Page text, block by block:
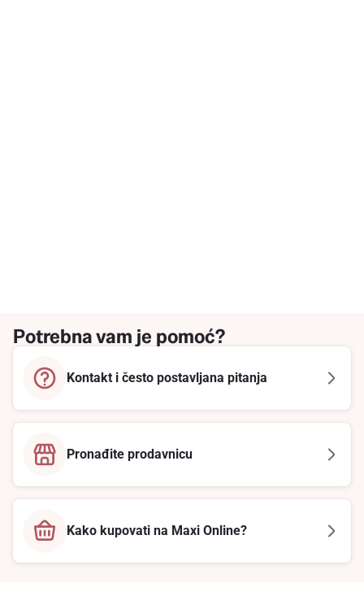
Potrebna vam je pomoć?
Kontakt i često postavljana pitanja
Pronađite prodavnicu
Kako kupovati na Maxi Online?